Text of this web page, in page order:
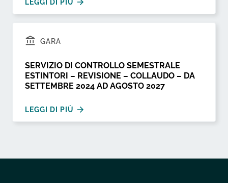
LEGGI DI PIÙ
GARA
SERVIZIO DI CONTROLLO SEMESTRALE
ESTINTORI – REVISIONE – COLLAUDO – DA
SETTEMBRE 2024 AD AGOSTO 2027
LEGGI DI PIÙ